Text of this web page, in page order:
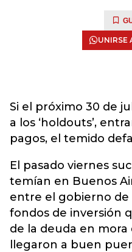
UNIRSE
Si el próximo 30 de
a los ‘holdouts’,
pagos, el temido
El pasado viernes
temían en Buenos
entre el gobierno de
fondos de inversión
de la deuda en mora
llegaron a buen